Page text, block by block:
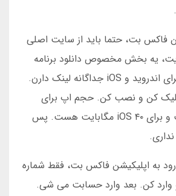
فاکس بت، حتما باید از سایت اصلی
یه بخش مخصوص دانلود برنامه
فاکس بت هست. برای اندروید و iOS جداگانه لینک دارن.
کن و نصب کن. حجم اپ برای
اندروید ۳۵ مگابایت و برای iOS ۴۰ مگابایت هست. پس
به اپلیکیشن فاکس بت، فقط شماره
وارد کن. بعد وارد حسابت می شی.